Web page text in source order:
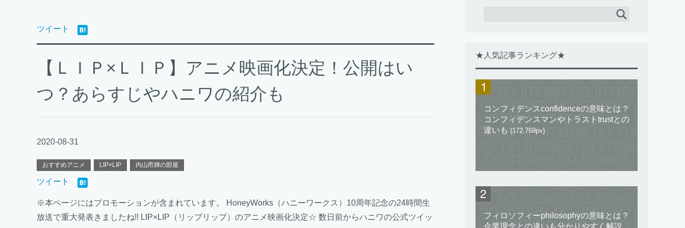
ツイート
【ＬＩＰ×ＬＩＰ】アニメ映画化決定！公開はい
つ？あらすじやハニワの紹介も
2020-08-31
おすすめアニメ LIP×LIP 内山昂輝の部屋
ツイート
※本ページにはプロモーションが含まれています。 HoneyWorks（ハニーワークス）10周年記念の24時間生
放送で重大発表きましたね!! LIP×LIP（リップリップ）のアニメ映画化決定☆ 数日前からハニワの公式ツイッ
★人気記事ランキング★
コンフィデンスconfidenceの意味とは？
コンフィデンスマンやトラストtrustとの
違いも (172,769pv)
フィロソフィーphilosophyの意味とは？
企業理念との違いも分かりやすく解説